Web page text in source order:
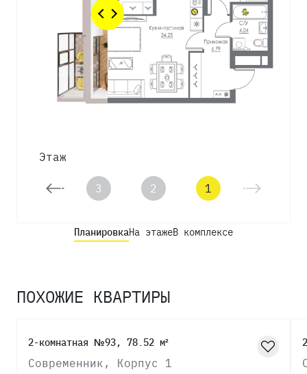
Этаж
4 3 2 1
ПланировкаНа этажеВ комплексе
ПОХОЖИЕ КВАРТИРЫ
2-комнатная №93, 78.52 м²
Современник, Корпус 1